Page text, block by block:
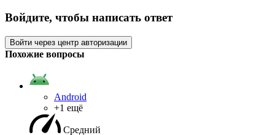
Войдите, чтобы написать ответ
Войти через центр авторизации
Похожие вопросы
Android
+1 ещё
Средний